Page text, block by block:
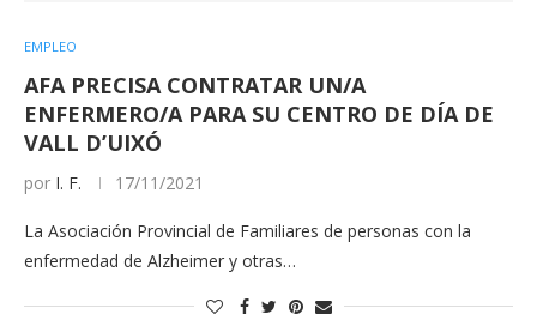
EMPLEO
AFA PRECISA CONTRATAR UN/A
ENFERMERO/A PARA SU CENTRO DE DÍA DE
VALL D’UIXÓ
por I. F. 17/11/2021
La Asociación Provincial de Familiares de personas con la
enfermedad de Alzheimer y otras…